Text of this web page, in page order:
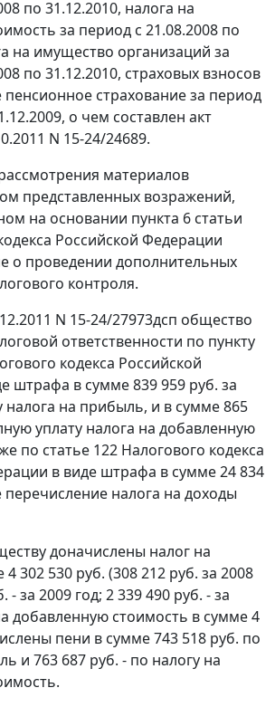
по 31.12.2010, налога на
за период с 21.08.2008 по
на имущество организаций за
по 31.12.2010, страховых взносов
пенсионное страхование за период
о чем составлен акт
N 15-24/24689.
материалов
представленных возражений,
на основании пункта 6 статьи
Российской Федерации
о проведении дополнительных
контроля.
N 15-24/27973дсп общество
ответственности по пункту
кодекса Российской
штрафа в сумме 839 959 руб. за
налога на прибыль, и в сумме 865
уплату налога на добавленную
по статье 122 Налогового кодекса
в виде штрафа в сумме 24 834
перечисление налога на доходы
доначислены налог на
302 530 руб. (308 212 руб. за 2008
- за 2009 год; 2 339 490 руб. - за
добавленную стоимость в сумме 4
пени в сумме 743 518 руб. по
и 763 687 руб. - по налогу на